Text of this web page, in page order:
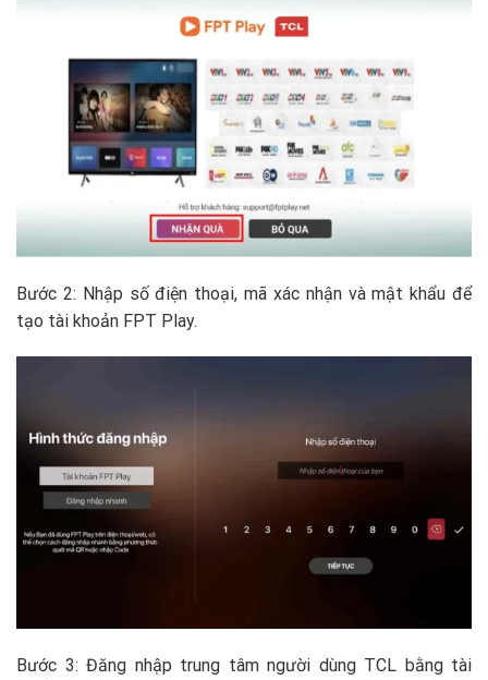
Bước 2: Nhập số điện thoại, mã xác nhận và mật khẩu để
tạo tài khoản FPT Play.
Bước 3: Đăng nhập trung tâm người dùng TCL bằng tài